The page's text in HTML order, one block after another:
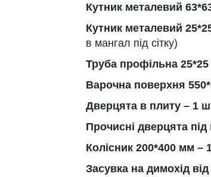
Кутник металевий
Кутник металевий
в мангал під сітку)
Труба профільна
Варочна поверхня 550*
Дверцята в плиту – 1
Прочисні дверцята
Колісник 200*400 мм –
Засувка на димохід